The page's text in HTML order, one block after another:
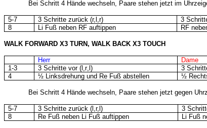
Bei Schritt 4 Hände wechseln, Paare stehen jetzt im
5-7 3 Schritte zurück (r,l,r)
3
8
Li Fuß neben RF auftippen RF
WALK FORWARD X3 TURN, WALK BACK X3 TOUCH
Herr
Dame
1-3
3 Schritte vor (l,r,l)
3
4
½ Linksdrehung und Re Fuß abstellen ½
Bei Schritt 4 Hände wechseln, Paare stehen jetzt gegen
5-7 3 Schritte zurück (l,r,l)
3
8
Re Fuß neben Li Fuß auftippen Li Fuß